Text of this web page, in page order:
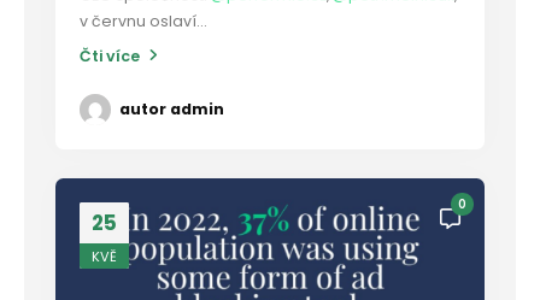
v červnu oslaví...
Čti více
autor admin
25
KVĚ
0